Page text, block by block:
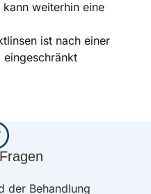
weiterhin eine
ist nach einer
eingeschränkt
der Behandlung